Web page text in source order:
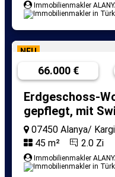
Immobilienmakler
NEU
66.000 €
Erdgeschoss-
gepflegt, mit
07450 Alanya/
45 m²
2.0 Zi
Immobilienmakler